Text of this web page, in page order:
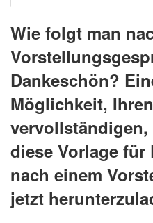
Wie folgt man
Dankeschön?
Möglichkeit,
diese Vorlage für
nach einem
jetzt